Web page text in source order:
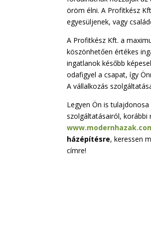
öröm élni. A Profitkész
egyesüljenek, vagy
A Profitkész Kft. a
köszönhetően értékes
ingatlanok később
odafigyel a csapat, így
A vállalkozás
Legyen Ön is
szolgáltatásairól, korábbi
házépítésre, keressen
címre!